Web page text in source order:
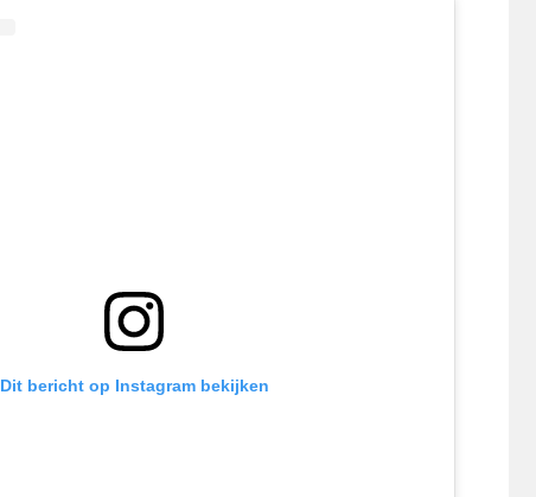
Dit bericht op Instagram bekijken